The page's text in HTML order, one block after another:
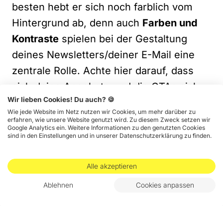
besten hebt er sich noch farblich vom
Hintergrund ab, denn auch Farben und
Kontraste spielen bei der Gestaltung
deines Newsletters/deiner E-Mail eine
zentrale Rolle. Achte hier darauf, dass
sich deine Angebote und die CTAs sich
farblich vom Rest des Newsletters
unterscheiden. Überstrapaziere dein
Design aber nicht mit unendlich vielen
die Aufmerksamkeit auf einige, sorgfältig
ausgewählte Elemente. Um zu testen, ob
Wir lieben Cookies! Du auch? 🍪
Wie jede Website im Netz nutzen wir Cookies, um mehr darüber zu
erfahren, wie unsere Website genutzt wird. Zu diesem Zweck setzen wir
Google Analytics ein. Weitere Informationen zu den genutzten Cookies
sind in den Einstellungen und in unserer Datenschutzerklärung zu finden.
Alle akzeptieren
Ablehnen Cookies anpassen